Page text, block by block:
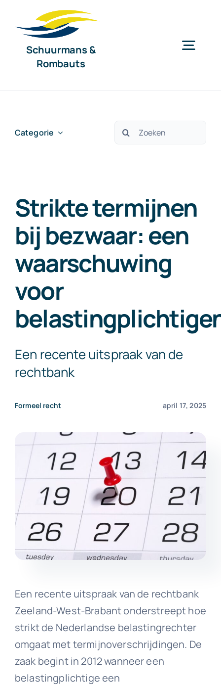
naar
Schuurmans &
Rombauts
Nieuws
Exact Online
Neem contact op!
Categorie
Zoeken
Strikte termijnen
bij bezwaar: een
waarschuwing
voor
Een recente uitspraak van de
rechtbank
Formeel recht april 17, 2025
Een recente uitspraak van de rechtbank
Zeeland-West-Brabant onderstreept hoe
strikt de Nederlandse belastingrechter
omgaat met termijnoverschrijdingen. De
zaak begint in 2012 wanneer een
belastingplichtige een